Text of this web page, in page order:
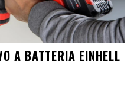
A BATTERIA EINHELL